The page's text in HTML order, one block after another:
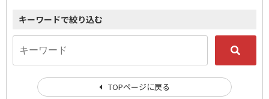
キーワードで絞り込む
TOPページに戻る